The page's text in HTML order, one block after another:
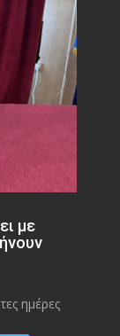
με
ημέρες